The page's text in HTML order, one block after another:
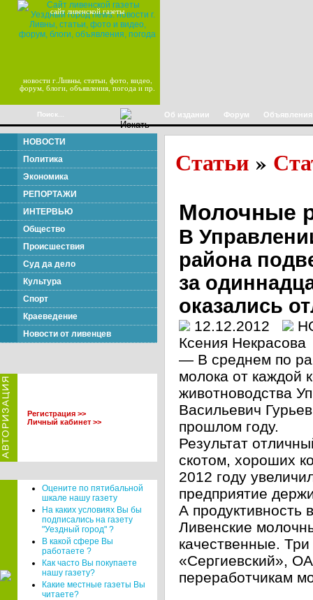
сайт ливенской газеты
новости г.Ливны, статьи, фото, видео,
форум, блоги, объявления, погода и пр.
Об издании Форум Объявления
НОВОСТИ
Политика
Экономика
РЕПОРТАЖИ
ИНТЕРВЬЮ
Общество
Происшествия
Суд да дело
Культура
Спорт
Краеведение
Новости от ливенцев
Регистрация >>
Личный кабинет >>
Оцените по пятибальной
шкале нашу газету
На каких условиях Вы бы
подписались на газету
"Уездный город" ?
В какой сфере Вы
работаете ?
Как часто Вы покупаете
нашу газету?
Какие местные газеты Вы
читаете?
Статьи »
Молочные
В
района
за
оказались
12.12.2012
Ксения Некрасова
— В среднем по
молока от каждой
животноводства
Васильевич
прошлом году.
Результат
скотом, хороших
2012 году
предприятие
А продуктивность
Ливенские
качественные.
«Сергиевский»,
переработчикам